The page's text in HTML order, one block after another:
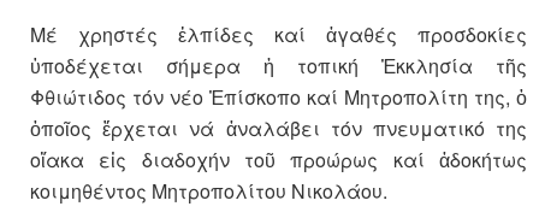
Μέ χρηστές ἐλπίδες καί ἀγαθές προσδοκίες
ὑποδέχεται σήμερα ἡ τοπική Ἐκκλησία τῆς
Φθιώτιδος τόν νέο Ἐπίσκοπο καί Μητροπολίτη της, ὁ
ὁποῖος ἔρχεται νά ἀναλάβει τόν πνευματικό της
οἴακα εἰς διαδοχήν τοῦ προώρως καί ἀδοκήτως
κοιμηθέντος Μητροπολίτου Νικολάου.